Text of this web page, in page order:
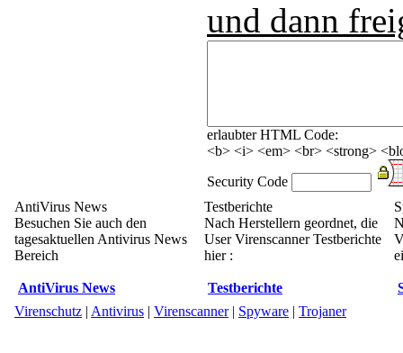
und dann
erlaubter HTML Code:
<b> <i> <em> <br> <strong>
Security Code
AntiVirus News
Besuchen Sie auch den
tagesaktuellen Antivirus News
Bereich
AntiVirus News
Testberichte
Nach Herstellern geordnet, die
User Virenscanner Testberichte
hier :
Testberichte
Virenschutz | Antivirus | Virenscanner| Spyware | Trojaner